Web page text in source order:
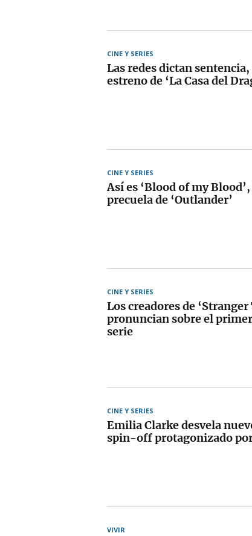
CINE Y SERIES
Las redes dictan
estreno de ‘La Casa del
CINE Y SERIES
Así es ‘Blood of my
precuela de ‘Outlander’
CINE Y SERIES
Los creadores de ‘Stranger
pronuncian sobre el
serie
CINE Y SERIES
Emilia Clarke desvela
spin-off protagonizado
VIVIR